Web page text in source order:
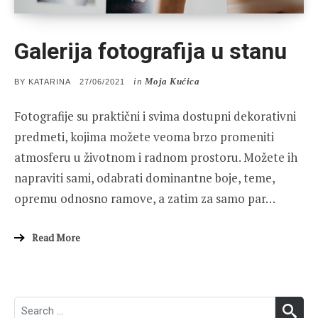
Galerija fotografija u stanu
BY KATARINA
POSTED
27/06/2021 in Moja Kućica
Fotografije su praktični i svima dostupni dekorativni
predmeti, kojima možete veoma brzo promeniti
atmosferu u životnom i radnom prostoru. Možete ih
napraviti sami, odabrati dominantne boje, teme,
opremu odnosno ramove, a zatim za samo par…
Read More
Search